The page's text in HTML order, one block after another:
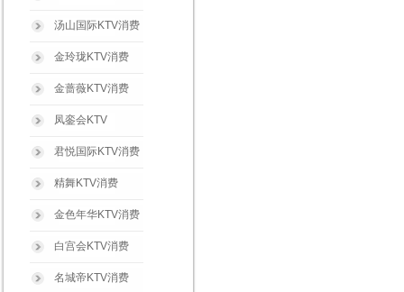
汤山国际KTV消费
金玲珑KTV消费
金蔷薇KTV消费
凤銮会KTV
君悦国际KTV消费
精舞KTV消费
金色年华KTV消费
白宫会KTV消费
名城帝KTV消费